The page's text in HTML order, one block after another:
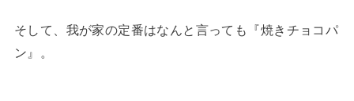
そして、我が家の定番はなんと言っても『焼きチョコパ
ン』。